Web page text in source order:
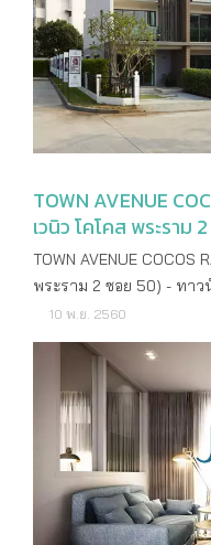
เมืองไม่ไกล มีห้างสรรพ
โรงพยาบาล ที่สำคัญยังมีราคา
ถนนพระราม 2 เป็นถนนส
กรุงเทพมหานครออกสู่ภ
พระราม 2 ต่อจากถนนสุ
สุดที่แยกวังมะนาว จังหวัด
กรุงเทพฯ โดยจะมีทางด่ว
เมืองกับชานเมืองทำให้กา
เฉลิมมหานคร มีจุดขึ้น-ลง
ปะกอก 9 และถนนกาญจ
กรุงเทพมหานครฝั่งใต้ มีจุ
ที่ใช้รถสาธารณะก็ไม่ใช่ปั
ทั้งรถเมล์ รถตู้ รถสองแถ
ใต้ ช่วงเตาปูน-ราษฎร์บูร
ใกล้ถนนพระราม 2 มาก
ซอยสุขสวัสดิ์ 12 กับซอยสุ
ก่อสร้างประมาณกลางปี
บริการประมาณปี 2566-
TOWN AVENUE
เวนิว โคโคส พระราม
TOWN AVENUE
พระราม 2 ซอย 50) - ทาว
เดินทางสะดวกสบาย ใกล้
กม. เชื่อมสู่ใจกลางย่านธุร
สุขุมวิทได้อย่างรวดเร็ว จากแสนสิริ รายละเ
ราคาเริ่มต้น
สิริ จำกัด (มหาชน) ลักษ
ขนาด 22.8-38 ตร.วา จ
ไร่ ที่ตั้งโครงการ พระร
แสมดำ เขตบางขุนเทียน กรุงเทพฯ สถานที่
เซ็นทรัล พระราม 2 โลตั
10 พ.ย. 2560